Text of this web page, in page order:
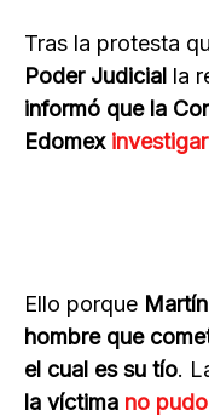
Tras la protesta
Poder Judicial la
informó que la
Edomex
Ello porque
hombre que
el cual es su tío.
la víctima no